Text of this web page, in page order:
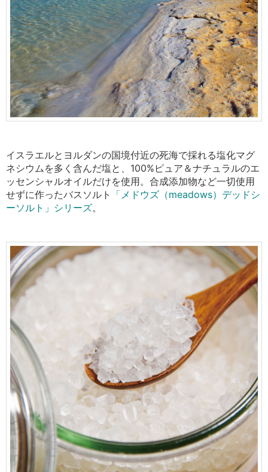
イスラエルとヨルダンの国境付近の死海で採れる塩化マグ
ネシウムを多く含んだ塩と、100%ピュア＆ナチュラルのエ
ッセンシャルオイルだけを使用。 合成添加物など一切使用
せずに作ったバスソルト
「メドウズ（meadows）デッドシ
ーソルト」シリーズ。